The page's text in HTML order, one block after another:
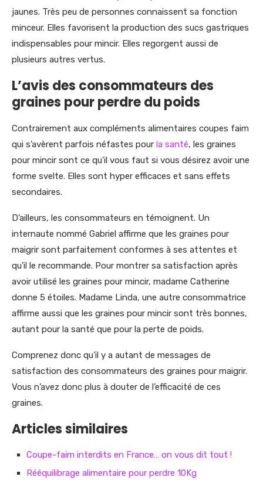
jaunes. Très peu de personnes connaissent sa fonction
minceur. Elles favorisent la production des sucs gastriques
indispensables pour mincir. Elles regorgent aussi de
plusieurs autres vertus.
L’avis des consommateurs des
graines pour perdre du poids
Contrairement aux compléments alimentaires coupes faim
qui s’avèrent parfois néfastes pour la santé, les graines
pour mincir sont ce qu’il vous faut si vous désirez avoir une
forme svelte. Elles sont hyper efficaces et sans effets
secondaires.
D’ailleurs, les consommateurs en témoignent. Un
internaute nommé Gabriel affirme que les graines pour
maigrir sont parfaitement conformes à ses attentes et
qu’il le recommande. Pour montrer sa satisfaction après
avoir utilisé les graines pour mincir, madame Catherine
donne 5 étoiles. Madame Linda, une autre consommatrice
affirme aussi que les graines pour mincir sont très bonnes,
autant pour la santé que pour la perte de poids.
Comprenez donc qu’il y a autant de messages de
satisfaction des consommateurs des graines pour maigrir.
Vous n’avez donc plus à douter de l’efficacité de ces
graines.
Articles similaires
Coupe-faim interdits en France… on vous dit tout !
Rééquilibrage alimentaire pour perdre 10Kg